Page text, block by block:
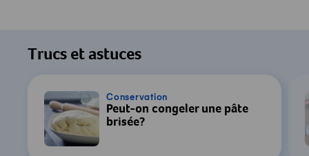
consentement au traitement des données
par YouTube est requis. Pour plus de
confidentialité
Trucs et astuces
Conservation
Peut-on congeler une pâte
brisée?